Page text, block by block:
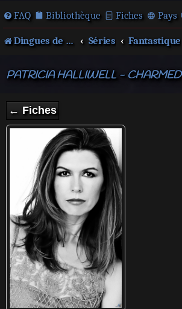
FAQ Bibliothèque Fiches Pays
Dingues de séries télé ! Séries Fantastique
PATRICIA HALLIWELL - CHARMED
← Fiches